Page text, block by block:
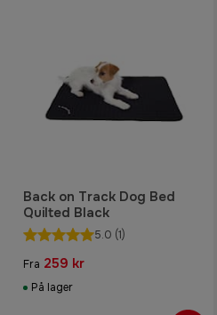
Back on Track Dog Bed
Quilted Black
5.0 (1)
Fra 259 kr
På lager